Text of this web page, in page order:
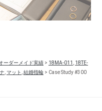
ーダーメイド実績> 18MA-011 , 18TE-
,マット ,結婚指輪> Case Study #300